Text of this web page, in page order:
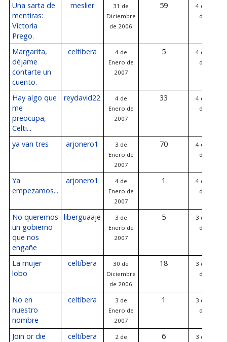
Una sarta de
mentiras:
Victoria
Prego.
meslier
31 de
Diciembre
de 2006
59
4 de Enero
de 2007
Margarita,
déjame
contarte un
cuento.
celtíbera
4 de
Enero de
2007
5
4 de Enero
de 2007
Hay algo que
me
preocupa,
Celti...
reydavid22
4 de
Enero de
2007
33
4 de Enero
de 2007
ya van tres arjonero1
3 de
Enero de
2007
70
4 de Enero
de 2007
Ya
empezamos...
arjonero1
4 de
Enero de
2007
1
4 de Enero
de 2007
No queremos
un gobierno
que nos
engañe
liberguaaje
3 de
Enero de
2007
5
3 de Enero
de 2007
La mujer
lobo
celtíbera
30 de
Diciembre
de 2006
18
3 de Enero
de 2007
No en
nuestro
nombre
celtíbera
3 de
Enero de
2007
1
3 de Enero
de 2007
Join or die celtíbera
2 de
6
3 de Enero